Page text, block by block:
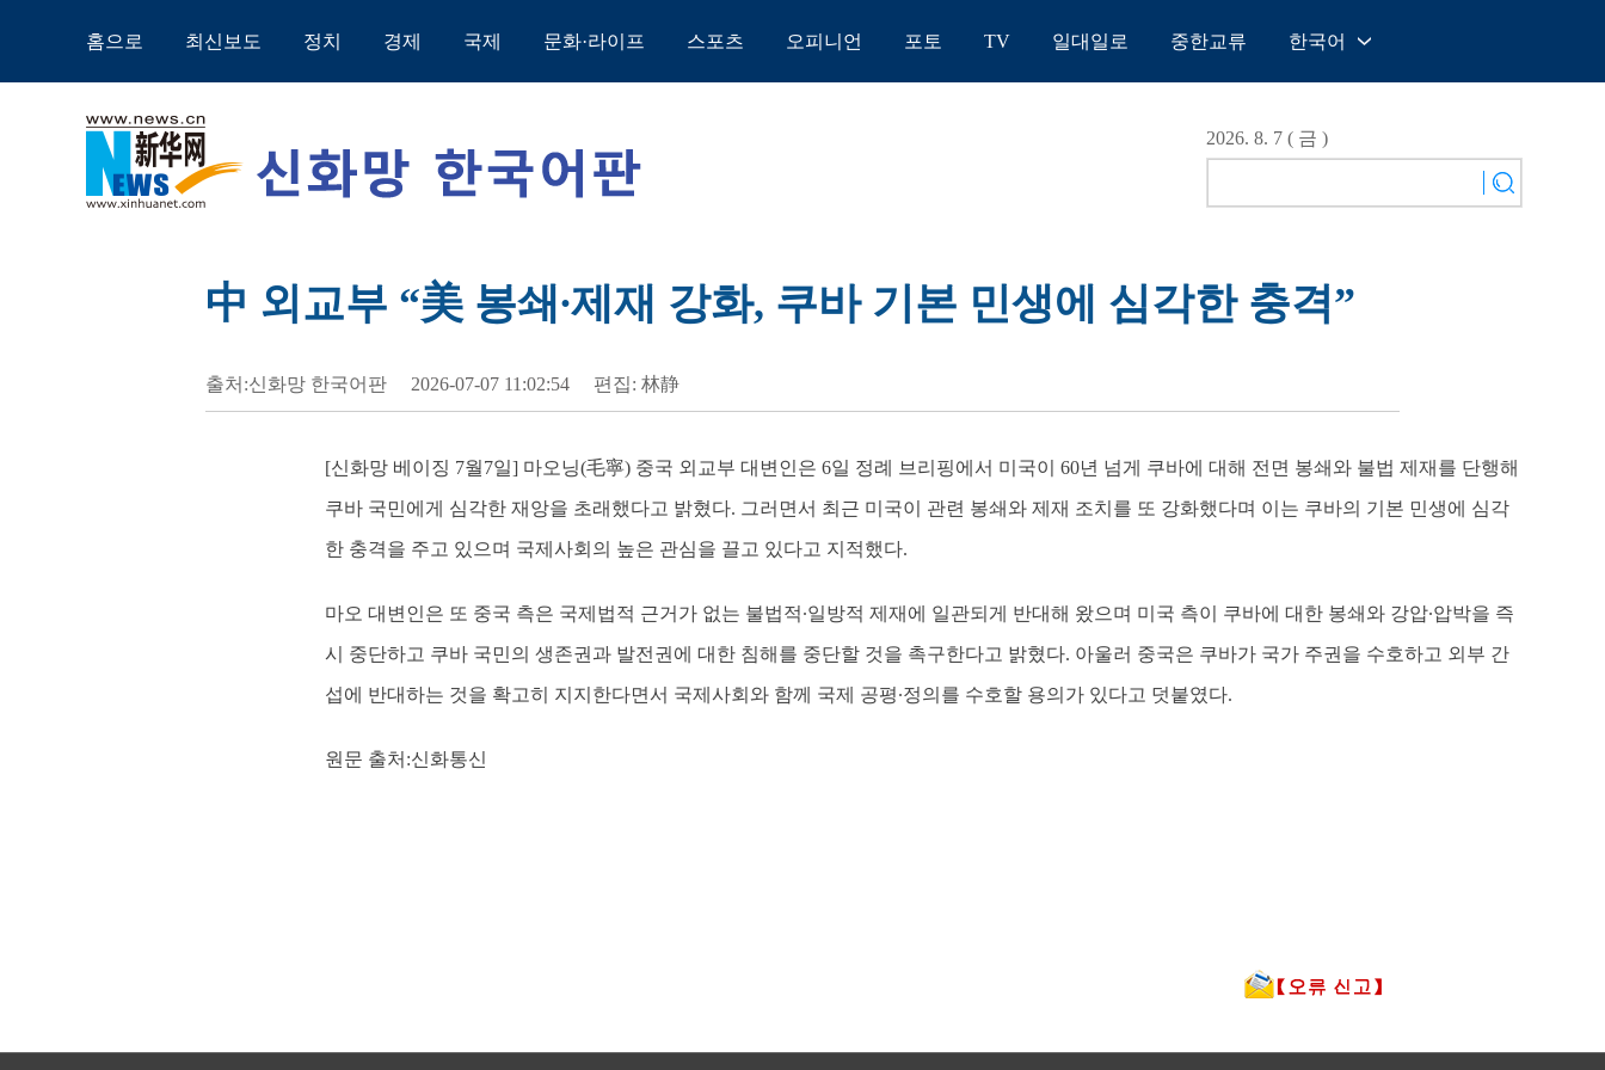
홈으로 최신보도 정치 경제 국제 문화·라이프 스포츠 오피니언 포토 TV 일대일로 중한교류 한국어
English
Español
日本語
2026. 8. 7 ( 금 )
中 외교부 “美 봉쇄∙제재 강화, 쿠바 기본 민생에 심각한 충격”
출처:신화망 한국어판 2026-07-07 11:02:54 편집: 林静
[신화망 베이징 7월7일] 마오닝(毛寧) 중국 외교부 대변인은 6일 정례 브리핑에서 미국이 60년 넘게 쿠바에 대해 전면 봉쇄와 불법 제재를 단행해
쿠바 국민에게 심각한 재앙을 초래했다고 밝혔다. 그러면서 최근 미국이 관련 봉쇄와 제재 조치를 또 강화했다며 이는 쿠바의 기본 민생에 심각
한 충격을 주고 있으며 국제사회의 높은 관심을 끌고 있다고 지적했다.
마오 대변인은 또 중국 측은 국제법적 근거가 없는 불법적∙일방적 제재에 일관되게 반대해 왔으며 미국 측이 쿠바에 대한 봉쇄와 강압∙압박을 즉
시 중단하고 쿠바 국민의 생존권과 발전권에 대한 침해를 중단할 것을 촉구한다고 밝혔다. 아울러 중국은 쿠바가 국가 주권을 수호하고 외부 간
섭에 반대하는 것을 확고히 지지한다면서 국제사회와 함께 국제 공평∙정의를 수호할 용의가 있다고 덧붙였다.
원문 출처:신화통신